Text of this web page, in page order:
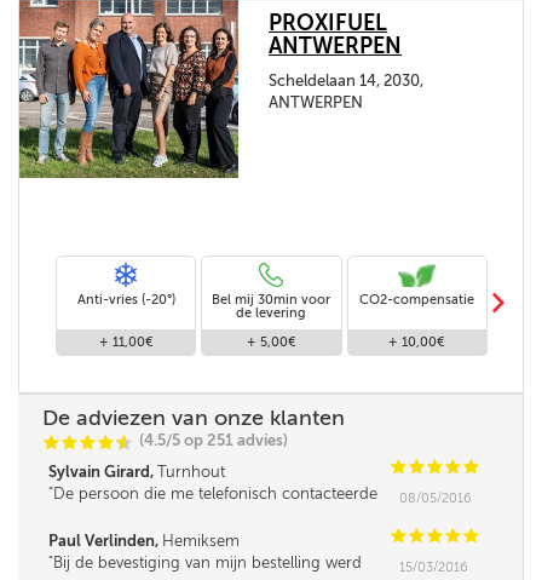
PROXIFUEL
ANTWERPEN
Scheldelaan 14, 2030,
ANTWERPEN
Anti-vries (-20°)
+ 11,00€
Bel mij 30min voor
de levering
+ 5,00€
CO2-compensatie
+ 10,00€
m
De adviezen van onze klanten
CCCCi
@ (4.5/5 op 251 advies)
Sylvain Girard, Turnhout CCCCC
De persoon die me telefonisch contacteerde
leek me. Verder was de service super!
08/05/2016
Paul Verlinden, Hemiksem CCCCC
Bij de bevestiging van mijn bestelling werd
15/03/2016